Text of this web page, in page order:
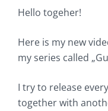
Hello togeher!
Here is my new
my series called
I try to release
together with